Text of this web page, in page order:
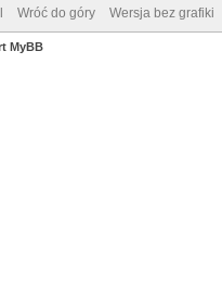
Wróć do góry Wersja bez grafiki
MyBB